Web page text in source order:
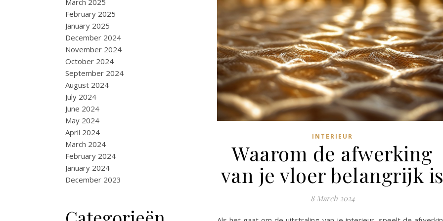
March 2025
February 2025
January 2025
December 2024
November 2024
October 2024
September 2024
August 2024
July 2024
June 2024
May 2024
April 2024
March 2024
February 2024
January 2024
December 2023
INTERIEUR
Waarom de afwerking
van je vloer belangrijk
8 March 2024